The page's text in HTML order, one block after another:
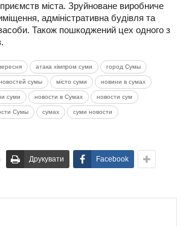
міста. Зруйноване виробниче
адміністративна будівля та
Також пошкоджений цех одного з
атака хімпром суми город Сумы
сумы місто суми новини в сумах
суми новости в Сумах новости сум
Сумы сумах суми новости
Друкувати Facebook